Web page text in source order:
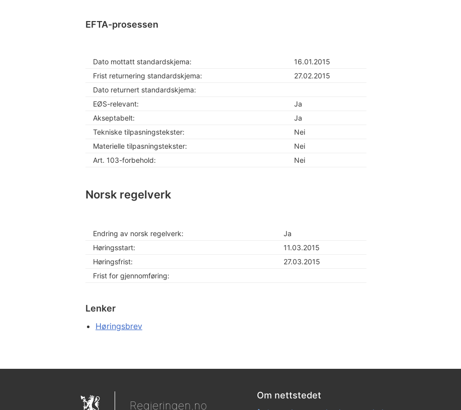
EFTA-prosessen
Dato mottatt standardskjema:
16.01.2015
Frist returnering standardskjema:
27.02.2015
Dato returnert standardskjema:
EØS-relevant:
Ja
Akseptabelt:
Ja
Tekniske tilpasningstekster:
Nei
Materielle tilpasningstekster:
Nei
Art. 103-forbehold:
Nei
Norsk regelverk
Endring av norsk regelverk:
Ja
Høringsstart:
11.03.2015
Høringsfrist:
27.03.2015
Frist for gjennomføring:
Lenker
Høringsbrev
Regjeringen.no
Om nettstedet